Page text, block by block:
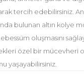
tercih edebilirsiniz.
bulunan altın kolye
oluşmasını
özel bir mücevheri
yaşayabilirsiniz.